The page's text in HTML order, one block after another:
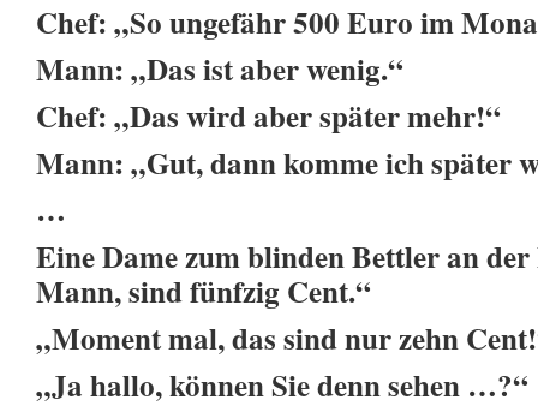
Chef: „So ungefähr 500 Euro im
Mann: „Das ist aber wenig.“
Chef: „Das wird aber später mehr!“
Mann: „Gut, dann komme ich später
…
Eine Dame zum blinden Bettler an
Mann, sind fünfzig Cent.“
„Moment mal, das sind nur zehn
„Ja hallo, können Sie denn sehen …?“